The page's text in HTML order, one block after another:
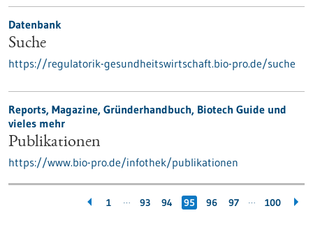
Datenbank
Suche
https://regulatorik-gesundheitswirtschaft.bio-pro.de/suche
Reports, Magazine, Gründerhandbuch, Biotech Guide und
vieles mehr
Publikationen
https://www.bio-pro.de/infothek/publikationen
1 … 93 94 95 96 97 … 100